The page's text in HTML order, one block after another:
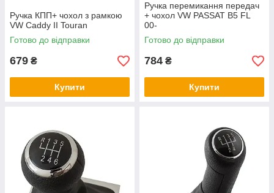
Ручка КПП+ чохол з рамкою
VW Caddy II Touran
Готово до відправки
679 ₴
Купити
Ручка перемикання передач
+ чохол VW PASSAT B5 FL
00-
Готово до відправки
784 ₴
Купити